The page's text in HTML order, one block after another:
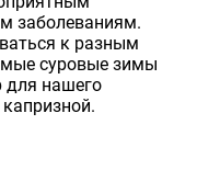
заболеваниям.
к разным
суровые зимы
для нашего